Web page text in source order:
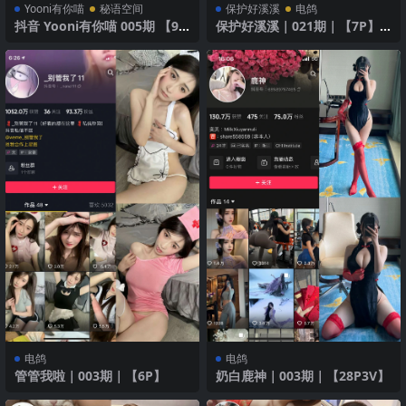
Yooni有你喵 秘语空间
抖音 Yooni有你喵 005期 【99
保护好溪溪 电鸽
保护好溪溪｜021期｜【7P】2
电鸽
管管我啦｜003期｜【6P】
电鸽
奶白鹿神｜003期｜【28P3V】